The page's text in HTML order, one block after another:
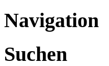
Navigation
Suchen